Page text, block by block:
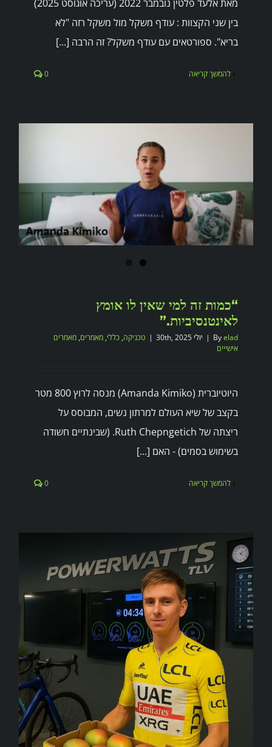
מאת אלעד פלטין נובמבר 2022 (עריכה אוגוסט 2025)
בין שני הקצוות : עודף משקל מול משקל רזה "לא
בריא". ספורטאים עם עודף משקל? זה הרבה [...]
להמשך קריאה 0
“כמות זה למי שאין לו אומץ
לאינטנסיביות.”
Byelad
| יולי 30th, 2025 | טכניקה,כללי,מאמרים,מאמרים
אישייים
היוטיוברית (Amanda Kimiko) מנסה לרוץ 800 מטר
בקצב של שיא העולם למרתון נשים, המבוסס על
ריצתה של Ruth Chepngetich. (שבינתיים חשודה
בשימוש בסמים) - האם [...]
להמשך קריאה 0